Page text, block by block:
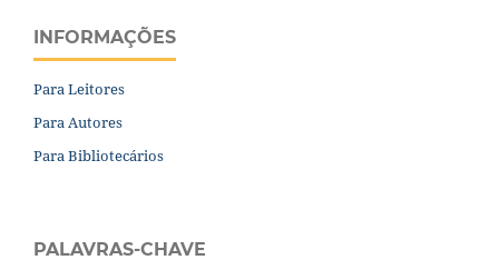
INFORMAÇÕES
Para Leitores
Para Autores
Para Bibliotecários
PALAVRAS-CHAVE